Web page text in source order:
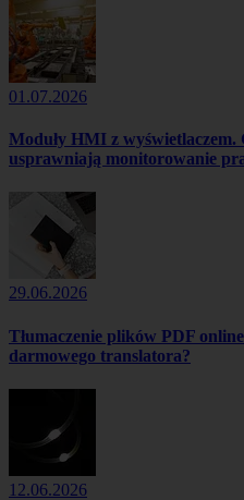
01.07.2026
Moduły HMI z
usprawniają monitorowanie
29.06.2026
Tłumaczenie plików PDF
darmowego translatora?
12.06.2026